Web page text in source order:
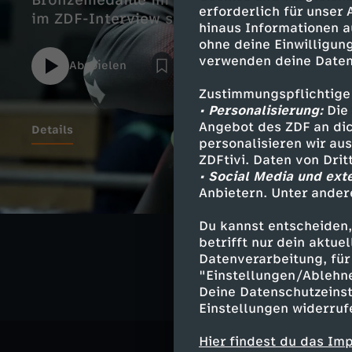
erforderlich für unser
hinaus Informationen
ohne deine
verwenden deine
• Personalisierung:Die
Angebot des ZDF an
personalisieren wir
ZDFtivi. Daten von
• Social Media und
Anbietern. Unter
Du kannst
betrifft nur dein
Datenverarbeitung,
"Einstellungen/
Deine
Einstellungen
Hier findest du das
im ZDF-Interview sein Karriereende
Abspielen
Details
Sport